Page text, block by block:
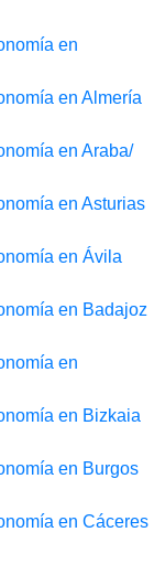
en
en Almería
en Araba/
en Asturias
en Ávila
en Badajoz
en
en Bizkaia
en Burgos
en Cáceres